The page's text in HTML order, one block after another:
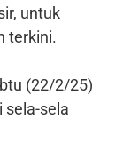
untuk
terkini.
(22/2/25)
sela-sela